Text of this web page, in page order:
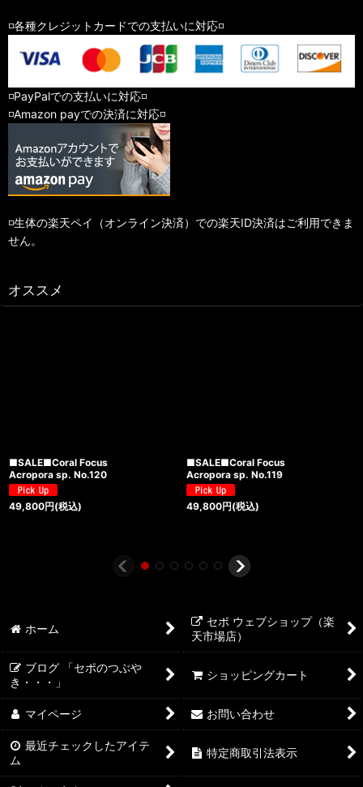
◽️各種クレジットカードでの支払いに対応◽️
◽️PayPalでの支払いに対応◽️
◽️Amazon payでの決済に対応◽️
◽️生体の楽天ペイ（オンライン決済）での楽天ID決済はご利用できま
せん。
オススメ
■SALE■Coral Focus
Acropora sp. No.120
49,800円(税込)
■SALE■Coral Focus
Acropora sp. No.119
49,800円(税込)
ホーム
セポ ウェブショップ（楽
天市場店）
ブログ 「セポのつぶや
き・・・」
ショッピングカート
マイページ お問い合わせ
最近チェックしたアイテ
ム
特定商取引法表示